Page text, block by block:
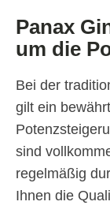
Panax
um die
Bei der
gilt ein
sind
regelmäßig
Ihnen die